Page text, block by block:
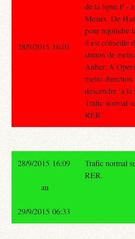
de la ligne P -
Meaux. De
pour rejoindre
il est conseille
station de
Auber. A
metro direction
descendre `a
Trafic normal
RER.
28/9/2015 16:01
28/9/2015 16:09
Trafic normal
RER.
au
29/9/2015 06:33